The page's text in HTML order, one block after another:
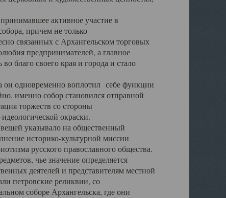
активное участие в
причем не только
связанных с Архангельском торговых
предпринимателей, а главное
благо своего края и города и стало
одновременно воплотил себе функции
именно собор становился отправной
торжеств со стороны
окраски.
указывало на общественный
историко-культурной миссии
русского православного общества.
чье значение определяется
деятелей и представителям местной
петровские реликвии, со
соборе Архангельска, где они